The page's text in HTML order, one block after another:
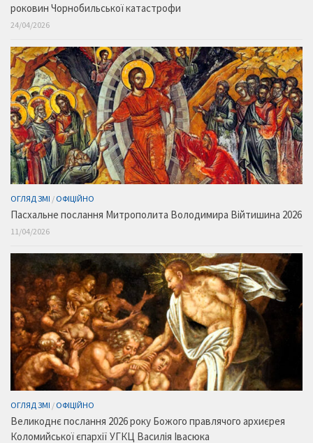
роковин Чорнобильської катастрофи
24/04/2026
ОГЛЯД ЗМІ / ОФІЦІЙНО
Пасхальне послання Митрополита Володимира Війтишина 2026
11/04/2026
ОГЛЯД ЗМІ / ОФІЦІЙНО
Великоднє послання 2026 року Божого правлячого архиєрея
Коломийської єпархії УГКЦ Василія Івасюка